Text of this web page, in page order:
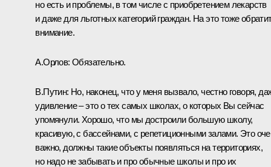
но есть и проблемы, в том числе с приобретением лекарств
и даже для льготных категорий граждан. На это тоже
внимание.
А.Орлов: Обязательно.
В.Путин: Но, наконец, что у меня вызвало, честно говоря,
удивление – это о тех самых школах, о которых Вы сейчас
упомянули. Хорошо, что мы достроили большую школу,
красивую, с бассейнами, с репетиционными залами. Это
важно, должны такие объекты появляться на территориях,
но надо не забывать и про обычные школы и про их